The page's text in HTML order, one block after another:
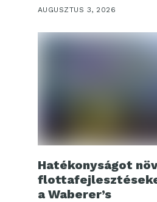
AUGUSZTUS 3, 2026
Hatékonyságot
a Waberer’s